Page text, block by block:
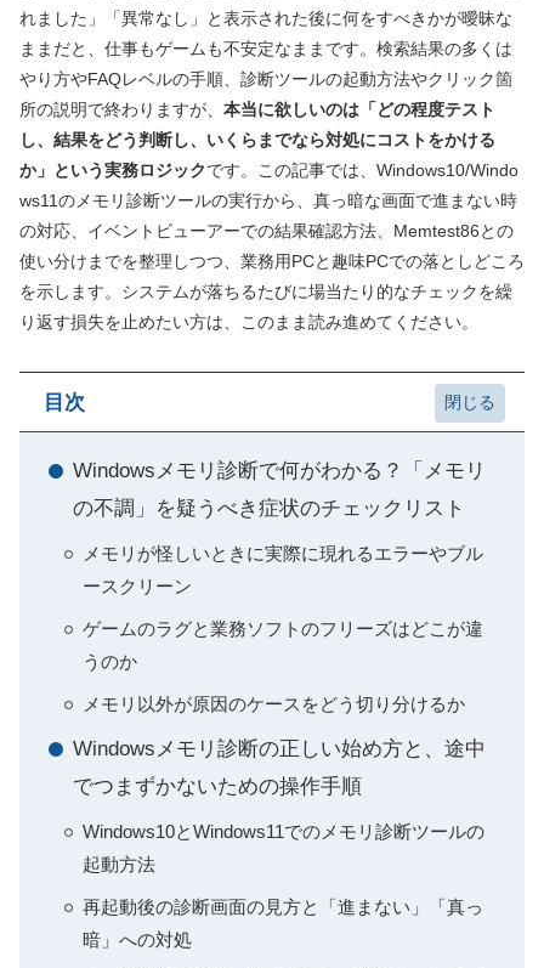
れました」「異常なし」と表示された後に何をすべきかが曖昧な
ままだと、仕事もゲームも不安定なままです。検索結果の多くは
やり方やFAQレベルの手順、診断ツールの起動方法やクリック箇
所の説明で終わりますが、 本当に欲しいのは「どの程度テスト
し、結果をどう判断し、いくらまでなら対処にコストをかける
か」という実務ロジックです。この記事では、Windows10/Windo
ws11のメモリ診断ツールの実行から、真っ暗な画面で進まない時
の対応、イベントビューアーでの結果確認方法、Memtest86との
使い分けまでを整理しつつ、業務用PCと趣味PCでの落としどころ
を示します。システムが落ちるたびに場当たり的なチェックを繰
り返す損失を止めたい方は、このまま読み進めてください。
目次
Windowsメモリ診断で何がわかる？「メモリ
の不調」を疑うべき症状のチェックリスト
メモリが怪しいときに実際に現れるエラーやブル
ースクリーン
ゲームのラグと業務ソフトのフリーズはどこが違
うのか
メモリ以外が原因のケースをどう切り分けるか
Windowsメモリ診断の正しい始め方と、途中
でつまずかないための操作手順
Windows10とWindows11でのメモリ診断ツールの
起動方法
再起動後の診断画面の見方と「進まない」「真っ
暗」への対処